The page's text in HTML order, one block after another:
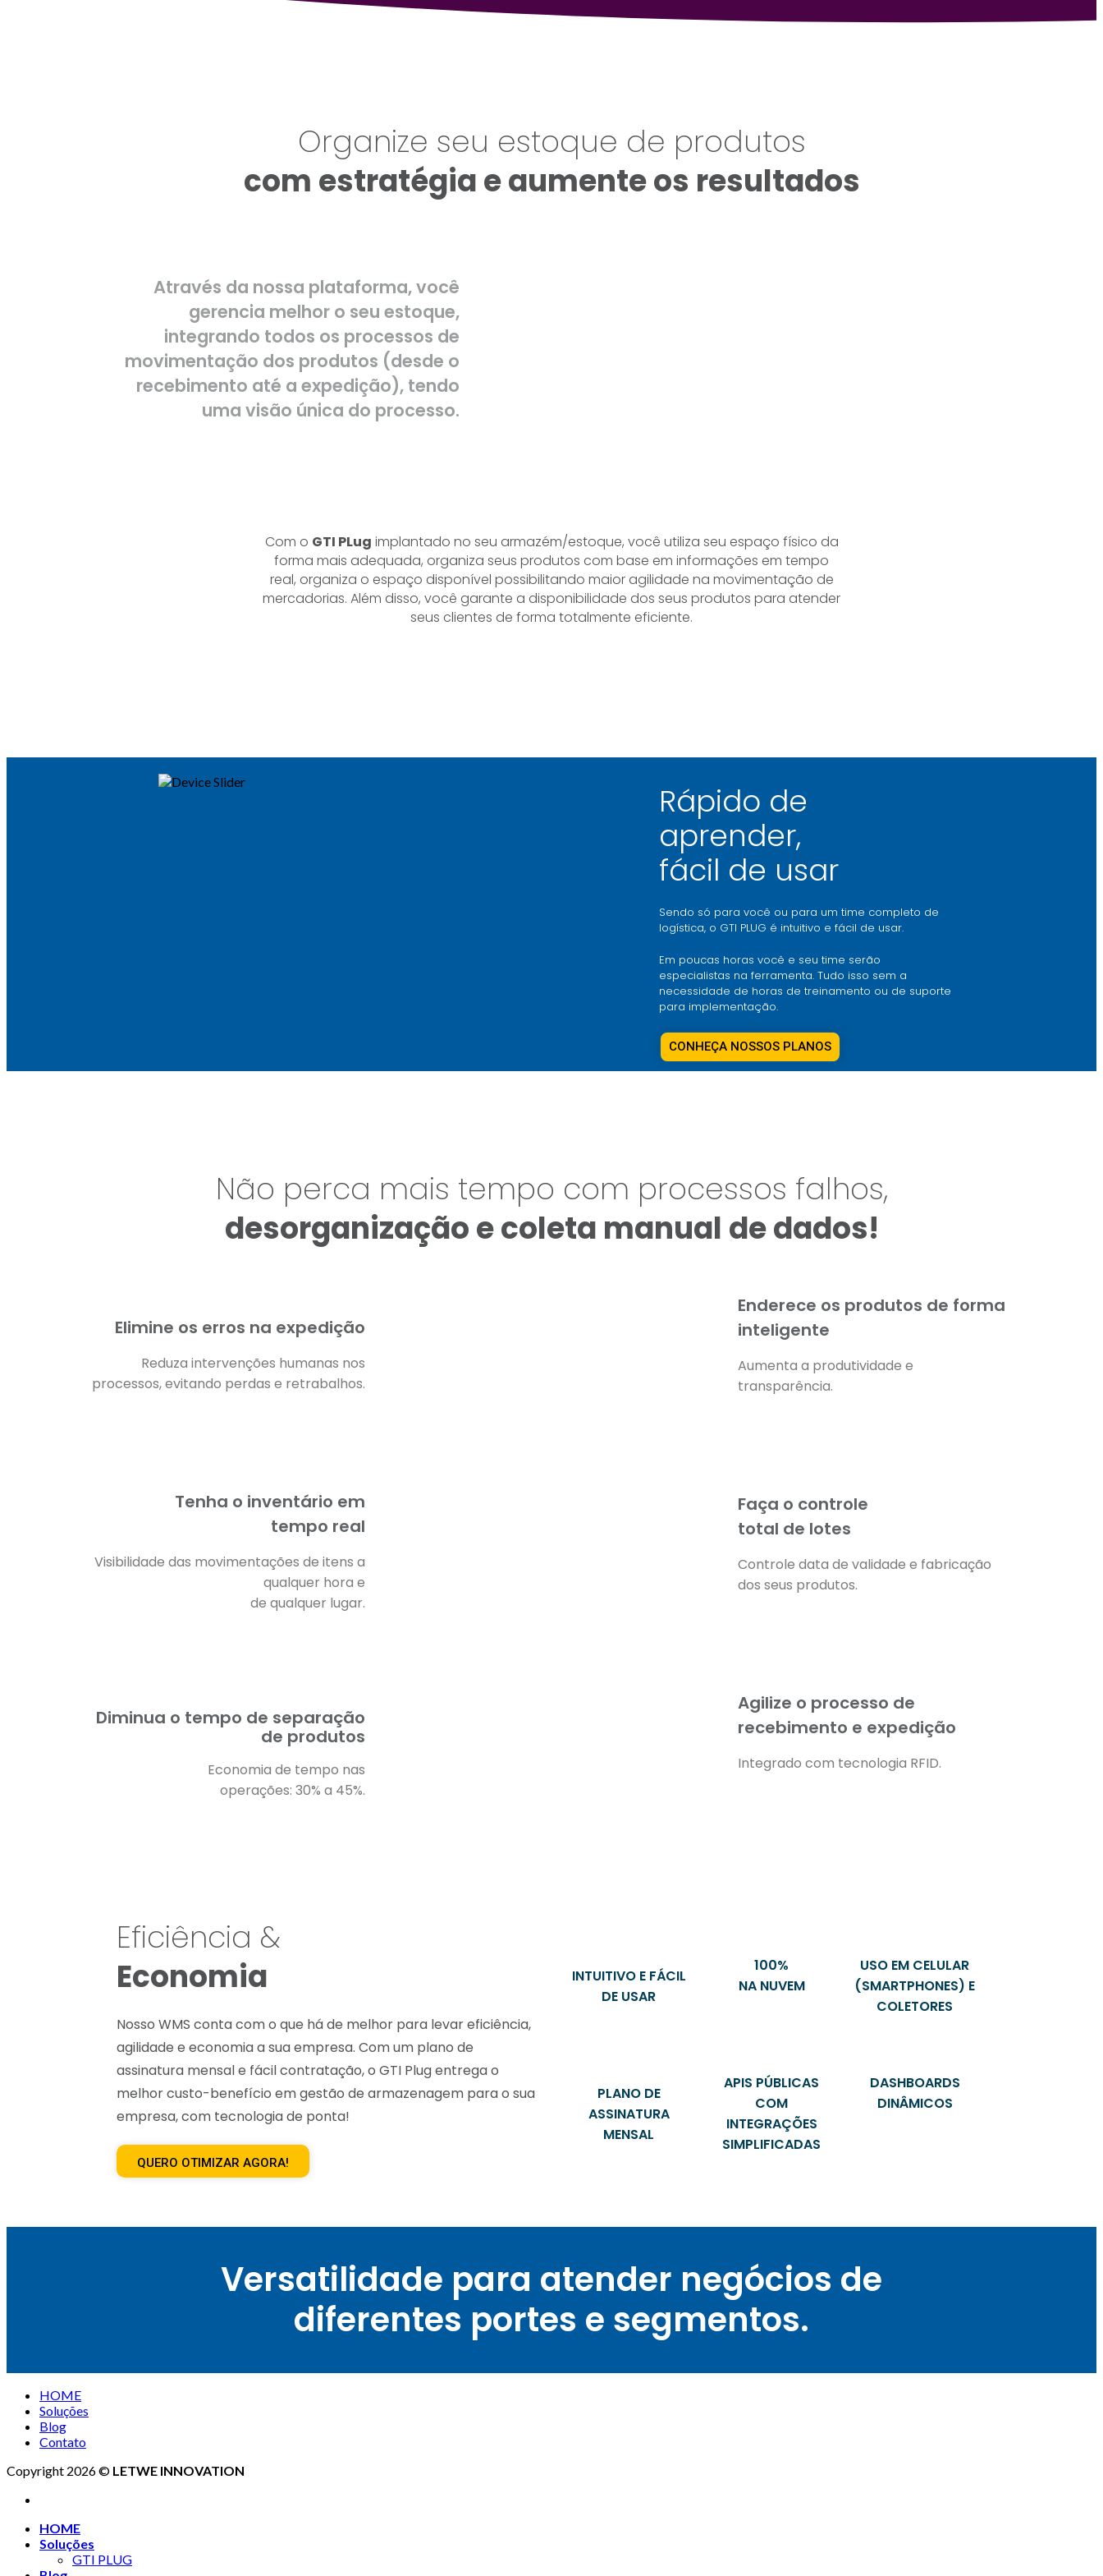
Organize seu estoque de produtos
com estratégia e aumente os resultados
Através da nossa plataforma, você
gerencia melhor o seu estoque,
integrando todos os processos de
movimentação dos produtos (desde o
recebimento até a expedição), tendo
uma visão única do processo.
Com o GTI PLug implantado no seu armazém/estoque, você utiliza seu espaço físico da
forma mais adequada, organiza seus produtos com base em informações em tempo
real, organiza o espaço disponível possibilitando maior agilidade na movimentação de
mercadorias. Além disso, você garante a disponibilidade dos seus produtos para atender
seus clientes de forma totalmente eficiente.
Rápido de
aprender,
fácil de usar
Sendo só para você ou para um time completo de
logística, o GTI PLUG é intuitivo e fácil de usar.
Em poucas horas você e seu time serão
especialistas na ferramenta. Tudo isso sem a
necessidade de horas de treinamento ou de suporte
para implementação.
CONHEÇA NOSSOS PLANOS
Não perca mais tempo com processos falhos,
desorganização e coleta manual de dados!
Elimine os erros na expedição
Reduza intervenções humanas nos
processos, evitando perdas e retrabalhos.
Tenha o inventário em
tempo real
Visibilidade das movimentações de itens a
qualquer hora e
de qualquer lugar.
Diminua o tempo de separação
de produtos
Economia de tempo nas
operações: 30% a 45%.
Enderece os produtos de forma
inteligente
Aumenta a produtividade e
transparência.
Faça o controle
total de lotes
Controle data de validade e fabricação
dos seus produtos.
Agilize o processo de
recebimento e expedição
Integrado com tecnologia RFID.
Eficiência &
Economia
Nosso WMS conta com o que há de melhor para levar eficiência,
agilidade e economia a sua empresa. Com um plano de
assinatura mensal e fácil contratação, o GTI Plug entrega o
melhor custo-benefício em gestão de armazenagem para o sua
empresa, com tecnologia de ponta!
QUERO OTIMIZAR AGORA!
INTUITIVO E FÁCIL
DE USAR
100%
NA NUVEM
USO EM CELULAR
(SMARTPHONES) E
COLETORES
PLANO DE
ASSINATURA
MENSAL
APIS PÚBLICAS
COM
INTEGRAÇÕES
SIMPLIFICADAS
DASHBOARDS
DINÂMICOS
Versatilidade para atender negócios de
diferentes portes e segmentos.
HOME
Soluções
Blog
Contato
Copyright 2026 © LETWE INNOVATION
HOME
Soluções
GTI PLUG